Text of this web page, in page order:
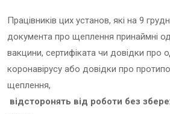
Працівників цих установ, які на 9
документа про щеплення принаймні
вакцини, сертифіката чи довідки про
коронавірусу або довідки про
щеплення,
відсторонять від роботи без